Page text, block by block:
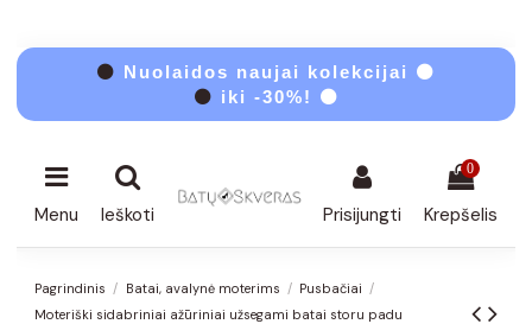
⚫ Nuolaidos naujai kolekcijai ⚫
⚫ iki -30%! ⚫
Menu Ieškoti Prisijungti
0
Krepšelis
Pagrindinis Batai, avalynė moterims
Pusbačiai
Moteriški sidabriniai ažūriniai užsegami batai storu padu